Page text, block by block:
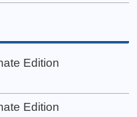
Edition
Edition